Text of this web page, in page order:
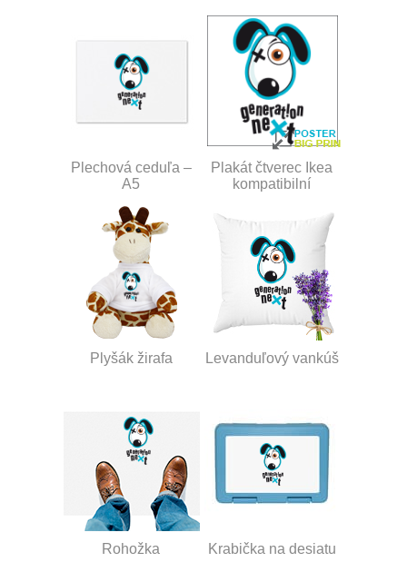
Plechová ceduľa –
A5
Plakát čtverec Ikea
kompatibilní
Plyšák žirafa Levanduľový vankúš
Rohožka Krabička na desiatu